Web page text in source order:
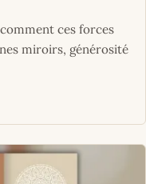
ces forces
miroirs, générosité